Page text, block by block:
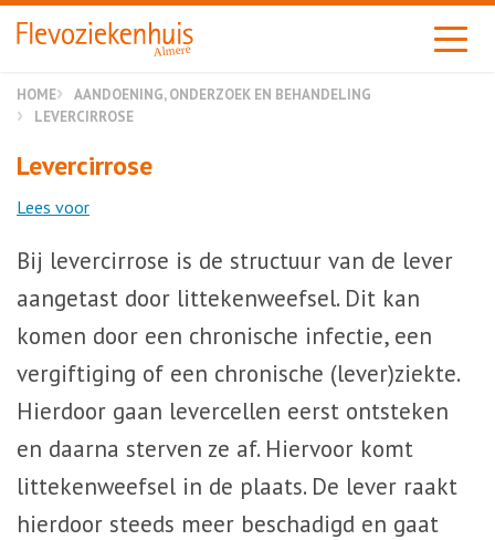
Almere
HOME
AANDOENING, ONDERZOEK EN BEHANDELING
LEVERCIRROSE
Levercirrose
Lees voor
Bij levercirrose is de structuur van de lever
aangetast door littekenweefsel. Dit kan
komen door een chronische infectie, een
vergiftiging of een chronische (lever)ziekte.
Hierdoor gaan levercellen eerst ontsteken
en daarna sterven ze af. Hiervoor komt
littekenweefsel in de plaats. De lever raakt
hierdoor steeds meer beschadigd en gaat